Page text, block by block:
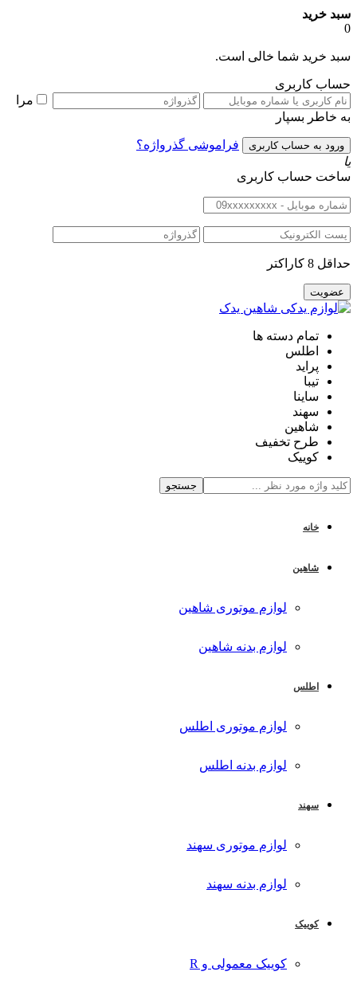
سبد خرید
0
سبد خرید شما خالی است.
حساب کاربری
مرا
به خاطر بسپار
فراموشی گذرواژه؟
یا
ساخت حساب کاربری
حداقل 8 کاراکتر
تمام دسته ها
اطلس
پراید
تیبا
ساینا
سهند
شاهین
طرح تخفیف
کوییک
جستجو
خانه
شاهین
لوازم موتوری شاهین
لوازم بدنه شاهین
اطلس
لوازم موتوری اطلس
لوازم بدنه اطلس
سهند
لوازم موتوری سهند
لوازم بدنه سهند
کوییک
کوییک معمولی و R